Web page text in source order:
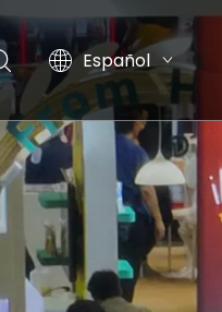
Español
English
简体中文
العربية
Pусский